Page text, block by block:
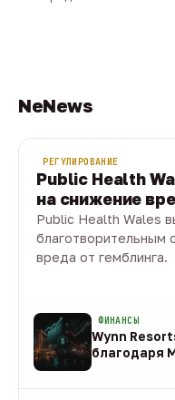
NeNews
РЕГУЛИРОВАНИЕ
Public Health
на снижение
Public Health Wales
благотворительным
вреда от гемблинга.
ФИНАНСЫ
Wynn
благодаря